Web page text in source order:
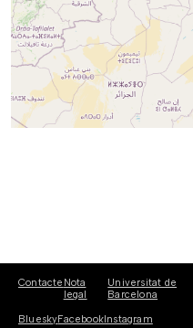
Contacte Nota
legal
Universitat de
Barcelona
BlueskyFacebook Instagram